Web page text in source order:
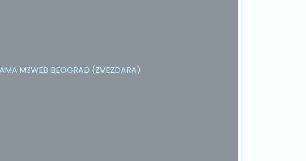
M3WEB BEOGRAD (ZVEZDARA)